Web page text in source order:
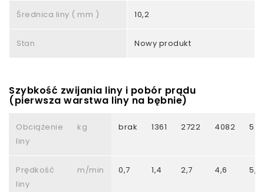
Średnica liny ( mm ) 10,2
Stan Nowy produkt
Szybkość zwijania liny i pobór prądu
(pierwsza warstwa liny na bębnie)
Obciążenie
liny
kg brak 1361 2722 4082
Prędkość
liny
m/min 0,7 1,4 2,7 4,6 5,1